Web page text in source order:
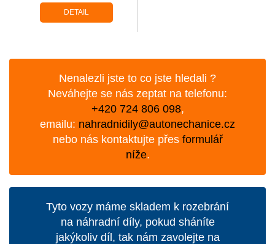
DETAIL
Nenalezli jste to co jste hledali ?
Neváhejte se nás zeptat na telefonu:
+420 724 806 098,
emailu: nahradnidily@autonechanice.cz
nebo nás kontaktujte přes formulář
níže.
Tyto vozy máme skladem k rozebrání
na náhradní díly, pokud sháníte
jakýkoliv díl, tak nám zavolejte na